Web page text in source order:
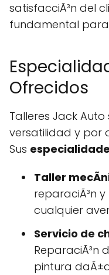
satisfacciÃ³n del
fundamental para
Ofrecidos
Talleres Jack
versatilidad y por
Sus
Taller
reparaciÃ³n
cualquier
Servicio de
ReparaciÃ³n
pintura